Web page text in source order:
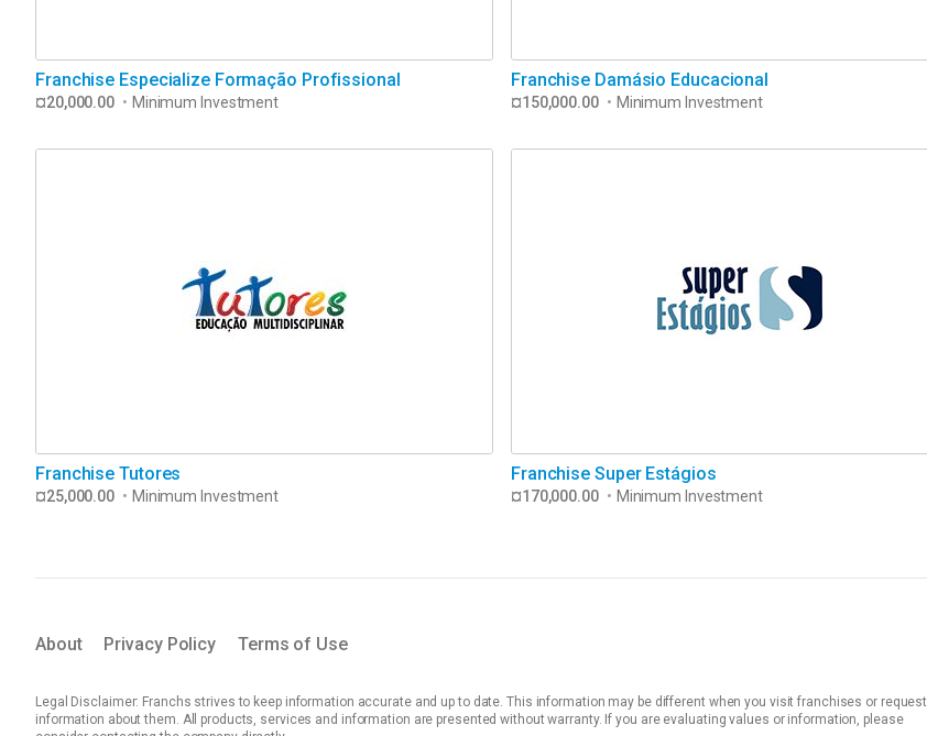
¤20,000.00 • Minimum Investment
Franchise Especialize Formação Profissional
¤150,000.00 • Minimum Investment
Franchise Damásio Educacional
¤25,000.00 • Minimum Investment
Franchise Tutores
¤170,000.00 • Minimum Investment
Franchise Super Estágios
About Privacy Policy Terms of Use
Legal Disclaimer: Franchs strives to keep information accurate and up to date. This information may be different when you visit franchises or request
information about them. All products, services and information are presented without warranty. If you are evaluating values or information, please